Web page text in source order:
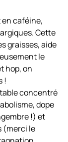
caféine,
Cette
graisses, aide
le
hop, on
!
concentré
dope
!) et
(merci le